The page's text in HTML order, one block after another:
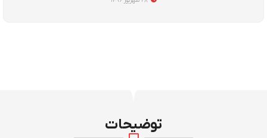
توضیحات